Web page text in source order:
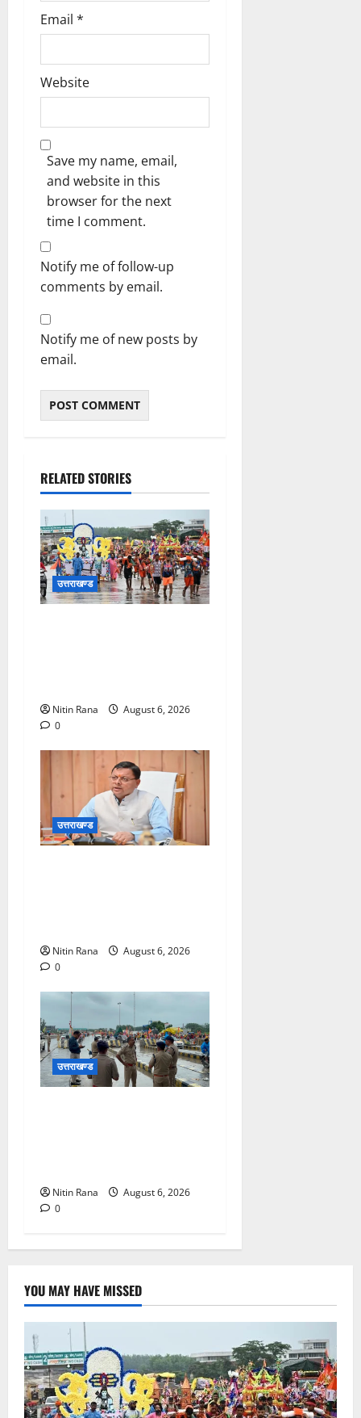
Email *
Website
Save my name, email,
and website in this
browser for the next
time I comment.
Notify me of follow-up
comments by email.
Notify me of new posts by
email.
RELATED STORIES
उत्तराखण्ड
Nitin Rana
August 6, 2026
0
उत्तराखण्ड
Nitin Rana
August 6, 2026
0
उत्तराखण्ड
Nitin Rana
August 6, 2026
0
YOU MAY HAVE MISSED